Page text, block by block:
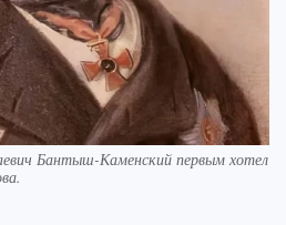
Бантыш-Каменский первым хотел